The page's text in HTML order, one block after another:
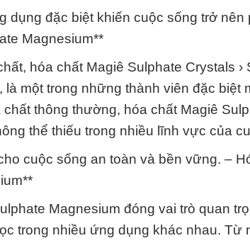
dụng đặc biệt khiến cuộc sống trở nên
Magnesium**
hóa chất Magiê Sulphate Crystals
một trong những thành viên đặc biệt
thông thường, hóa chất Magiê
thể thiếu trong nhiều lĩnh vực của
cuộc sống an toàn và bền vững. –
Magnesium đóng vai trò quan
trong nhiều ứng dụng khác nhau. Từ